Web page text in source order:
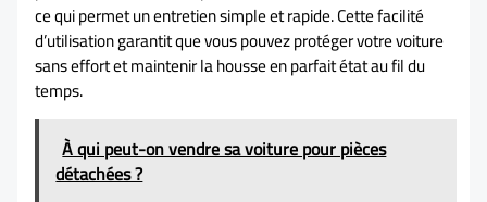
ce qui permet un entretien simple et rapide. Cette facilité
d’utilisation garantit que vous pouvez protéger votre voiture
sans effort et maintenir la housse en parfait état au fil du
temps.
À qui peut-on vendre sa voiture pour pièces
détachées ?